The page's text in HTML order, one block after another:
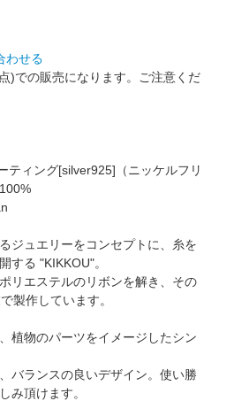
わせる
)での販売になります。ご注意くだ
ティング[silver925]（ニッケルフリ
ジュエリーをコンセプトに、糸を
する "KIKKOU"。
リエステルのリボンを解き、その
製作しています。
植物のパーツをイメージしたシン
バランスの良いデザイン。使い勝
み頂けます。